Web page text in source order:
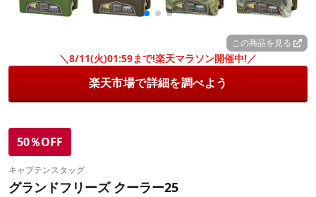
この商品を見る
＼8/11(火)01:59まで!楽天マラソン開催中!／
楽天市場で詳細を調べよう
50％OFF
キャプテンスタッグ
グランドフリーズ クーラー25